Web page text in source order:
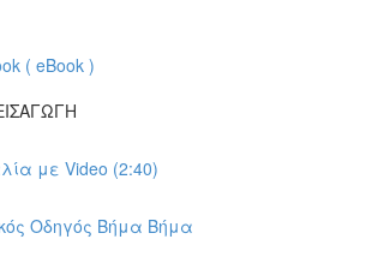
( eBook )
με Video (2:40)
Οδηγός Βήμα Βήμα